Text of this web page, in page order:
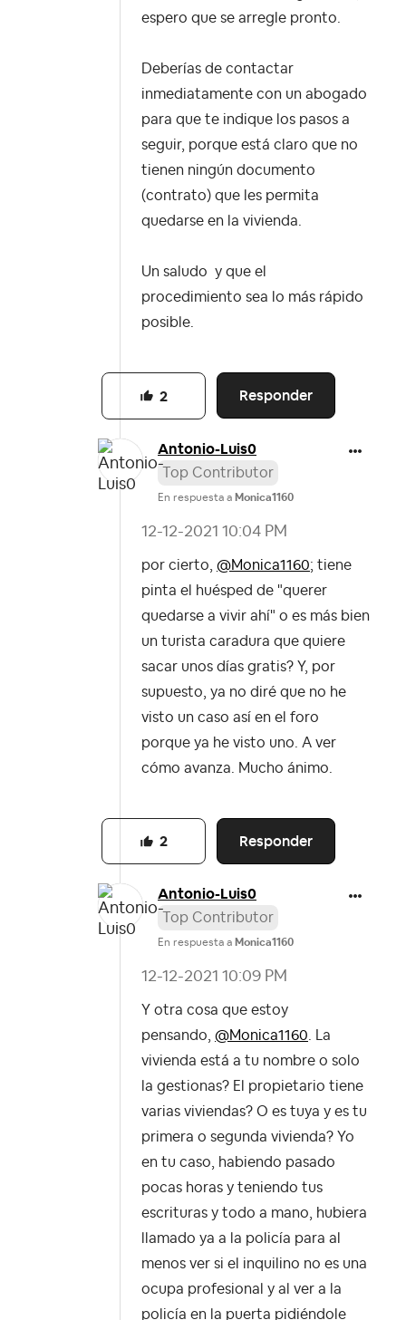
espero que se arregle pronto.
Deberías de contactar
inmediatamente con un abogado
para que te indique los pasos a
seguir, porque está claro que no
tienen ningún documento
(contrato) que les permita
quedarse en la vivienda.
Un saludo y que el
procedimiento sea lo más rápido
posible.
Responder
2
Antonio-Luis0
Top Contributor
En respuesta a Monica1160
‎12-12-2021 10:04 PM
por cierto, @Monica1160; tiene
pinta el huésped de "querer
quedarse a vivir ahí" o es más bien
un turista caradura que quiere
sacar unos días gratis? Y, por
supuesto, ya no diré que no he
visto un caso así en el foro
porque ya he visto uno. A ver
cómo avanza. Mucho ánimo.
Responder
2
Antonio-Luis0
Top Contributor
En respuesta a Monica1160
‎12-12-2021 10:09 PM
Y otra cosa que estoy
pensando, @Monica1160 . La
vivienda está a tu nombre o solo
la gestionas? El propietario tiene
varias viviendas? O es tuya y es tu
primera o segunda vivienda? Yo
en tu caso, habiendo pasado
pocas horas y teniendo tus
escrituras y todo a mano, hubiera
llamado ya a la policía para al
menos ver si el inquilino no es una
ocupa profesional y al ver a la
policía en la puerta pidiéndole